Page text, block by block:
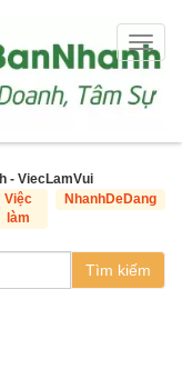
- ViecLamVui
Việc
làm
NhanhDeDang
Tìm kiếm